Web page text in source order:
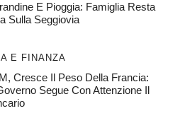
E Pioggia: Famiglia Resta
Sulla Seggiovia
E FINANZA
Cresce Il Peso Della Francia:
Segue Con Attenzione Il